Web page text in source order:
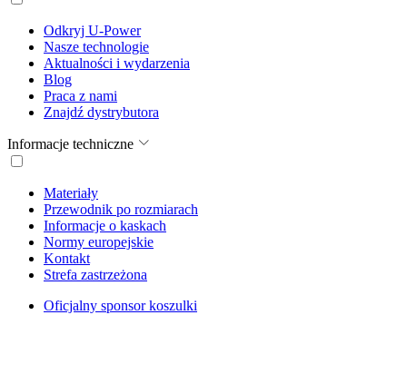
Odkryj U-Power
Nasze technologie
Aktualności i wydarzenia
Blog
Praca z nami
Znajdź dystrybutora
Informacje techniczne
Materiały
Przewodnik po rozmiarach
Informacje o kaskach
Normy europejskie
Kontakt
Strefa zastrzeżona
Oficjalny sponsor koszulki